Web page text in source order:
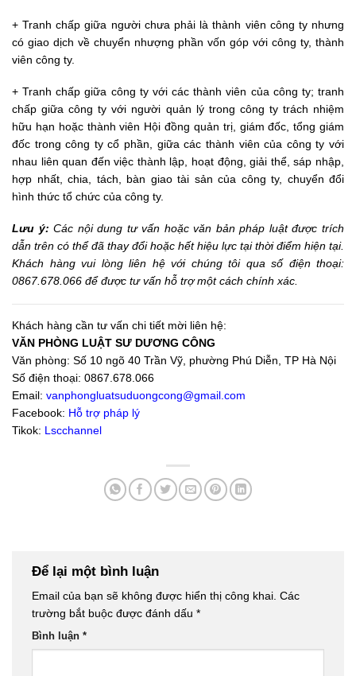
+ Tranh chấp giữa người chưa phải là thành viên công ty nhưng
có giao dịch về chuyển nhượng phần vốn góp với công ty, thành
viên công ty.
+ Tranh chấp giữa công ty với các thành viên của công ty; tranh
chấp giữa công ty với người quản lý trong công ty trách nhiệm
hữu hạn hoặc thành viên Hội đồng quản trị, giám đốc, tổng giám
đốc trong công ty cổ phần, giữa các thành viên của công ty với
nhau liên quan đến việc thành lập, hoạt động, giải thể, sáp nhập,
hợp nhất, chia, tách, bàn giao tài sản của công ty, chuyển đổi
hình thức tổ chức của công ty.
Lưu ý: Các nội dung tư vấn hoặc văn bản pháp luật được trích
dẫn trên có thể đã thay đổi hoặc hết hiệu lực tại thời điểm hiện tại.
Khách hàng vui lòng liên hệ với chúng tôi qua số điện thoại:
0867.678.066 để được tư vấn hỗ trợ một cách chính xác.
Khách hàng cần tư vấn chi tiết mời liên hệ:
VĂN PHÒNG LUẬT SƯ DƯƠNG CÔNG
Văn phòng: Số 10 ngõ 40 Trần Vỹ, phường Phú Diễn, TP Hà Nội
Số điện thoại: 0867.678.066
Email: vanphongluatsuduongcong@gmail.com
Facebook: Hỗ trợ pháp lý
Tikok: Lscchannel
Để lại một bình luận
Email của bạn sẽ không được hiển thị công khai. Các
trường bắt buộc được đánh dấu *
Bình luận *